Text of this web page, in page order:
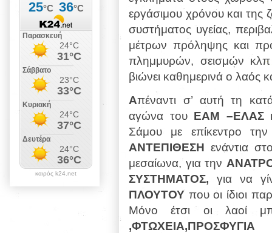
εργάσιμου χρόνου και
συστήματος υγείας,
μέτρων πρόληψης και
πλημμυρών, σεισμών κλπ
βιώνει καθημερινά ο λαός
Απέναντι σ’ αυτή τη
αγώνα του ΕΑΜ –ΕΛΑΣ
Σάμου με επίκεντρο
ΑΝΤΕΠΙΘΕΣΗ ενάντια
μεσαίωνα, για την
ΣΥΣΤΗΜΑΤΟΣ, για να
ΠΛΟΥΤΟΥ που οι ίδιοι
Μόνο έτσι οι λαοί
,ΦΤΩΧΕΙΑ,ΠΡΟΣΦΥΓΙΑ
καιρός k24.net